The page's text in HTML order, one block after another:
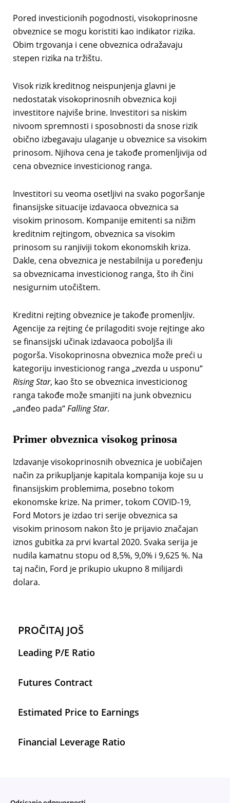
Pored investicionih pogodnosti, visokoprinosne
obveznice se mogu koristiti kao indikator rizika.
Obim trgovanja i cene obveznica odražavaju
stepen rizika na tržištu.
Visok rizik kreditnog neispunjenja glavni je
nedostatak visokoprinosnih obveznica koji
investitore najviše brine. Investitori sa niskim
nivoom spremnosti i sposobnosti da snose rizik
obično izbegavaju ulaganje u obveznice sa visokim
prinosom. Njihova cena je takođe promenljivija od
cena obveznice investicionog ranga.
Investitori su veoma osetljivi na svako pogoršanje
finansijske situacije izdavaoca obveznica sa
visokim prinosom. Kompanije emitenti sa nižim
kreditnim rejtingom, obveznica sa visokim
prinosom su ranjiviji tokom ekonomskih kriza.
Dakle, cena obveznica je nestabilnija u poređenju
sa obveznicama investicionog ranga, što ih čini
nesigurnim utočištem.
Kreditni rejting obveznice je takođe promenljiv.
Agencije za rejting će prilagoditi svoje rejtinge ako
se finansijski učinak izdavaoca poboljša ili
pogorša. Visokoprinosna obveznica može preći u
kategoriju investicionog ranga „zvezda u usponu“
Rising Star, kao što se obveznica investicionog
ranga takođe može smanjiti na junk obveznicu
„anđeo pada“Falling Star.
Primer obveznica visokog prinosa
Izdavanje visokoprinosnih obveznica je uobičajen
način za prikupljanje kapitala kompanija koje su u
finansijskim problemima, posebno tokom
ekonomske krize. Na primer, tokom COVID-19,
Ford Motors je izdao tri serije obveznica sa
visokim prinosom nakon što je prijavio značajan
iznos gubitka za prvi kvartal 2020. Svaka serija je
nudila kamatnu stopu od 8,5%, 9,0% i 9,625 %. Na
taj način, Ford je prikupio ukupno 8 milijardi
dolara.
PROČITAJ JOŠ
Leading P/E Ratio
Futures Contract
Estimated Price to Earnings
Financial Leverage Ratio